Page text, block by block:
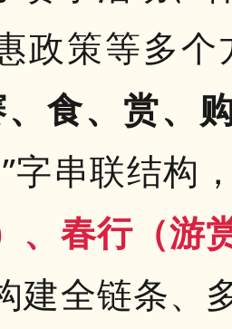
政策等多
、食、赏、
字串联结构
、春行（游
建全链条、